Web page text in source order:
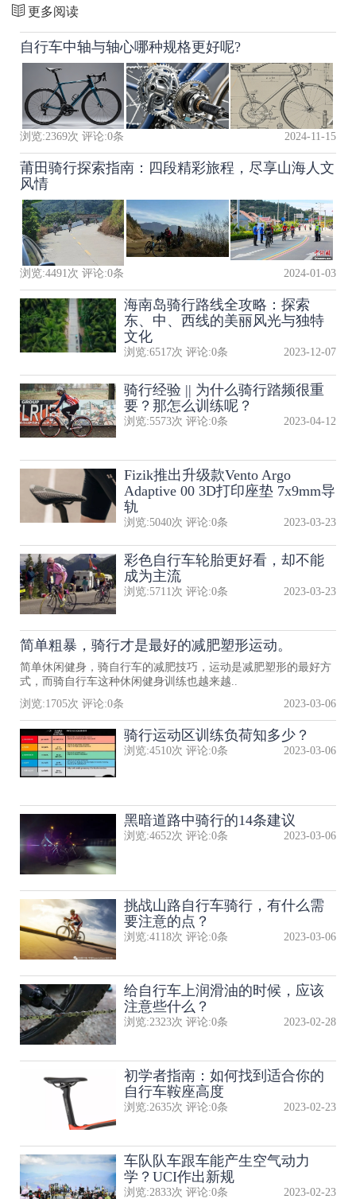
更多阅读
自行车中轴与轴心哪种规格更好呢?
浏览:2369次 评论:0条 2024-11-15
莆田骑行探索指南：四段精彩旅程，尽享山海人文
风情
浏览:4491 次 评论:0条 2024-01-03
海南岛骑行路线全攻略：探索
东、中、西线的美丽风光与独特
文化
浏览:6517次 评论:0条 2023-12-07
骑行经验 || 为什么骑行踏频很重
要？那怎么训练呢？
浏览:5573次 评论:0条 2023-04-12
Fizik推出升级款Vento Argo
Adaptive 00 3D打印座垫 7x9mm导
轨
浏览:5040次 评论:0条 2023-03-23
彩色自行车轮胎更好看，却不能
成为主流
浏览:5711 次 评论:0条 2023-03-23
简单粗暴，骑行才是最好的减肥塑形运动。
简单休闲健身，骑自行车的减肥技巧，运动是减肥塑形的最好方
式，而骑自行车这种休闲健身训练也越来越..
浏览:1705次 评论:0条 2023-03-06
骑行运动区训练负荷知多少？
浏览:4510次 评论:0条 2023-03-06
黑暗道路中骑行的14条建议
浏览:4652次 评论:0条 2023-03-06
挑战山路自行车骑行，有什么需
要注意的点？
浏览:4118次 评论:0条 2023-03-06
给自行车上润滑油的时候，应该
注意些什么？
浏览:2323次 评论:0条 2023-02-28
初学者指南：如何找到适合你的
自行车鞍座高度
浏览:2635次 评论:0条 2023-02-23
​车队队​车跟车能产生空气动力
学？UCI作出新规
浏览:2833次 评论:0条 2023-02-23